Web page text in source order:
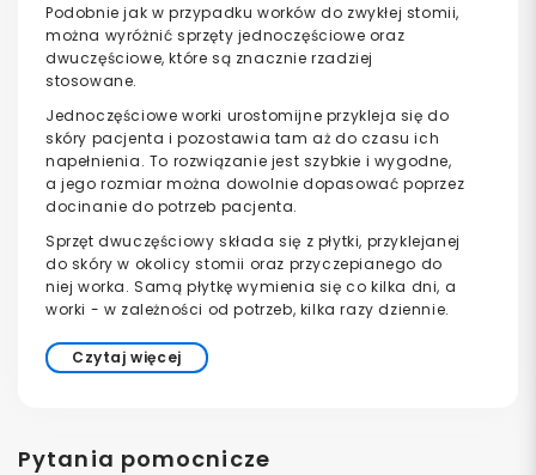
Czytaj więcej
Podobnie jak w przypadku worków do zwykłej stomii,
można wyróżnić sprzęty jednoczęściowe oraz
dwuczęściowe, które są znacznie rzadziej
stosowane.
Jednoczęściowe worki urostomijne przykleja się do
skóry pacjenta i pozostawia tam aż do czasu ich
napełnienia. To rozwiązanie jest szybkie i wygodne,
a jego rozmiar można dowolnie dopasować poprzez
docinanie do potrzeb pacjenta.
Sprzęt dwuczęściowy składa się z płytki, przyklejanej
do skóry w okolicy stomii oraz przyczepianego do
niej worka. Samą płytkę wymienia się co kilka dni, a
worki - w zależności od potrzeb, kilka razy dziennie.
Pytania pomocnicze